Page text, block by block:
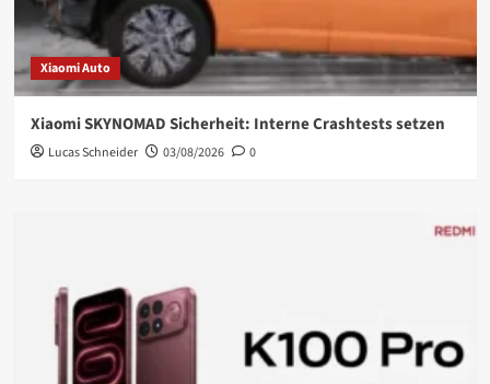
Xiaomi Auto
Xiaomi SKYNOMAD Sicherheit: Interne Crashtests setzen
Lucas Schneider 03/08/2026 0